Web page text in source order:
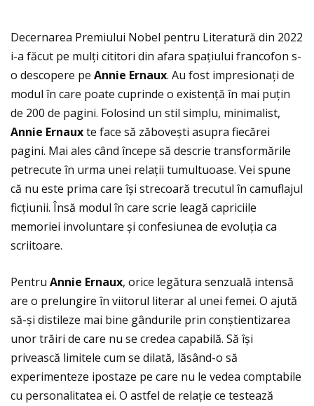
Decernarea Premiului Nobel pentru Literatură din 2022
i-a făcut pe mulţi cititori din afara spaţiului francofon s-
o descopere pe Annie Ernaux. Au fost impresionaţi de
modul în care poate cuprinde o existenţă în mai puţin
de 200 de pagini. Folosind un stil simplu, minimalist,
Annie Ernauxte face să zăbovești asupra fiecărei
pagini. Mai ales când începe să descrie transformările
petrecute în urma unei relaţii tumultuoase. Vei spune
că nu este prima care își strecoară trecutul în camuflajul
ficţiunii. Însă modul în care scrie leagă capriciile
memoriei involuntare și confesiunea de evoluţia ca
scriitoare.
Pentru Annie Ernaux, orice legătura senzuală intensă
are o prelungire în viitorul literar al unei femei. O ajută
să-și distileze mai bine gândurile prin conștientizarea
unor trăiri de care nu se credea capabilă. Să își
privească limitele cum se dilată, lăsând-o să
experimenteze ipostaze pe care nu le vedea comptabile
cu personalitatea ei. O astfel de relaţie ce testează